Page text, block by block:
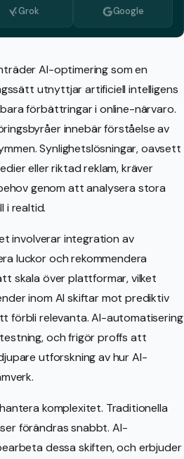
Azerbaijani
Bulgariska
Nederländska
Grekiska
Koreanska
Makedonska
Portugisiska, Portugal
Grok Google
AI-optimering som en
utnyttjar artificiell intelligens
förbättringar i online-närvaro.
innebär förståelse av
Synlighetslösningar, oavsett
eller riktad reklam, kräver
genom att analysera stora
i realtid.
involverar integration av
luckor och rekommendera
skala över plattformar, vilket
inom AI skiftar mot prediktiv
förbli relevanta. AI-automatisering
och frigör proffs att
utforskning av hur AI-
komplexitet. Traditionella
förändras snabbt. AI-
dessa skiften, och erbjuder